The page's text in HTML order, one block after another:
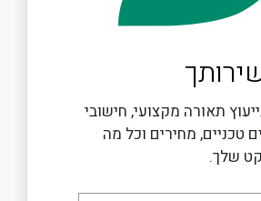
תאורה מקצועי, חישובי
טכניים, מחירים וכל מה
שלך.